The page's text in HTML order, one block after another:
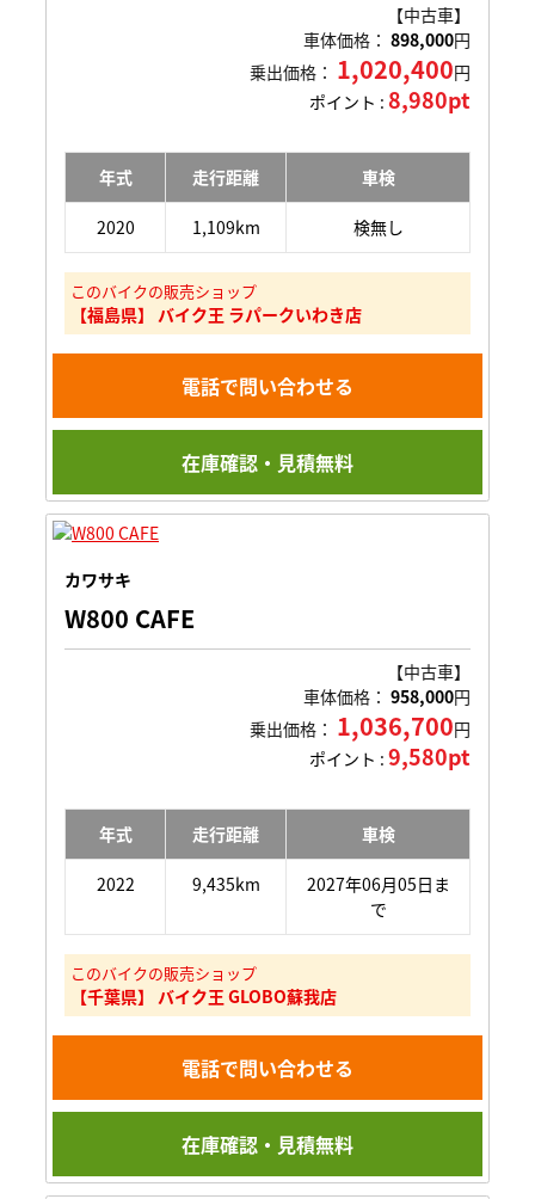
【中古車】
車体価格： 898,000円
乗出価格： 1,020,400円
ポイント : 8,980pt
年式 走行距離 車検
2020 1,109km 検無し
このバイクの販売ショップ
【福島県】 バイク王 ラパークいわき店
電話で問い合わせる
在庫確認・見積無料
カワサキ
W800 CAFE
【中古車】
車体価格： 958,000円
乗出価格： 1,036,700円
ポイント : 9,580pt
年式 走行距離 車検
2022 9,435km
2027年06月05日ま
で
このバイクの販売ショップ
【千葉県】 バイク王 GLOBO蘇我店
電話で問い合わせる
在庫確認・見積無料